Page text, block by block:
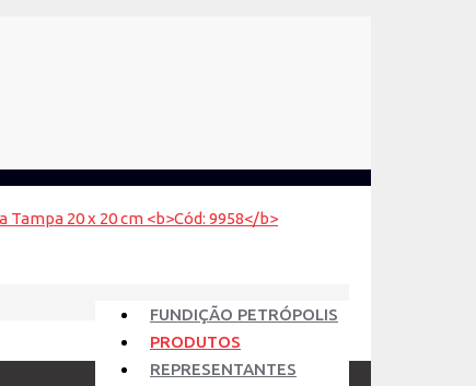
FUNDIÇÃO PETRÓPOLIS
PRODUTOS
REPRESENTANTES